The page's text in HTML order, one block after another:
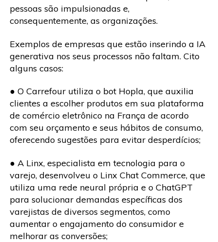
pessoas são impulsionadas e,
consequentemente, as organizações.
Exemplos de empresas que estão inserindo a IA
generativa nos seus processos não faltam. Cito
alguns casos:
● O Carrefour utiliza o bot Hopla, que auxilia
clientes a escolher produtos em sua plataforma
de comércio eletrônico na França de acordo
com seu orçamento e seus hábitos de consumo,
oferecendo sugestões para evitar desperdícios;
● A Linx, especialista em tecnologia para o
varejo, desenvolveu o Linx Chat Commerce, que
utiliza uma rede neural própria e o ChatGPT
para solucionar demandas específicas dos
varejistas de diversos segmentos, como
aumentar o engajamento do consumidor e
melhorar as conversões;